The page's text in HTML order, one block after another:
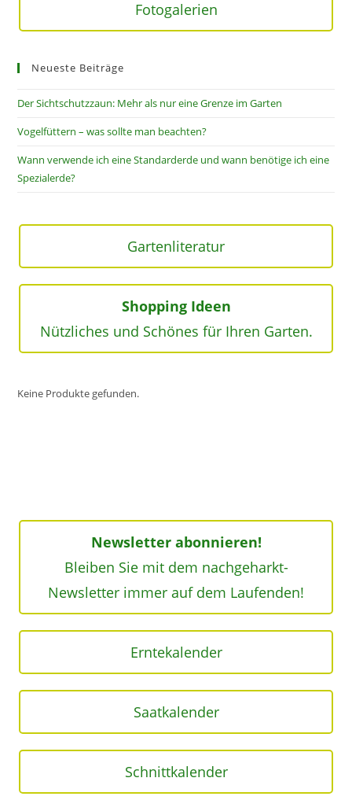
Fotogalerien
Neueste Beiträge
Der Sichtschutzzaun: Mehr als nur eine Grenze im Garten
Vogelfüttern – was sollte man beachten?
Wann verwende ich eine Standarderde und wann benötige ich eine
Spezialerde?
Gartenliteratur
Shopping Ideen
Nützliches und Schönes für Ihren Garten.
Keine Produkte gefunden.
Newsletter abonnieren!
Bleiben Sie mit dem nachgeharkt-
Newsletter immer auf dem Laufenden!
Erntekalender
Saatkalender
Schnittkalender